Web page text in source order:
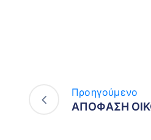
Προηγούμενο
ΑΠΟΦΑΣΗ